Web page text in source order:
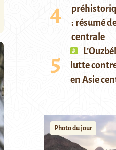
: résumé
centrale
lutte
en Asie
Photo du jour